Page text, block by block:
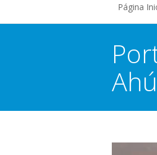
Página
Ahú